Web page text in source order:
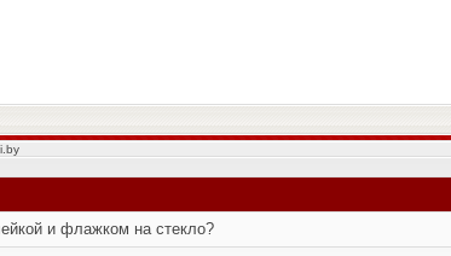
и флажком на стекло?